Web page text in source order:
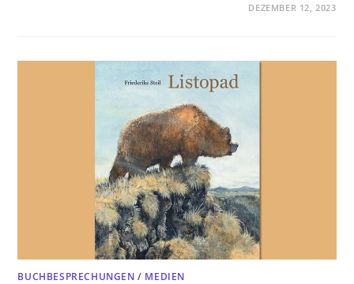
DEZEMBER 12, 2023
BUCHBESPRECHUNGEN / MEDIEN